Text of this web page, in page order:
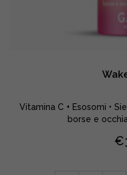
Vitamina C + Esosomi •
borse e
€